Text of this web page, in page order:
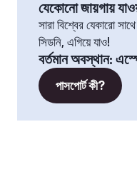
যেকোনো জায়গায়
সারা বিশ্বের যেকারো
সিডনি, এগিয়ে যাও!
বর্তমান অবস্থান:
পাসপোর্ট কী?